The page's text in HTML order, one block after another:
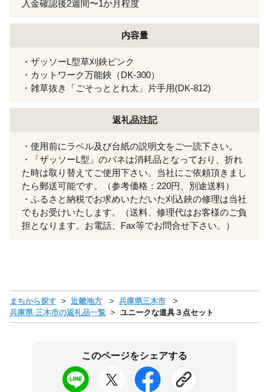
入金確認後2週間〜1か月程度
内容量
・ザッソーL型草刈鋏ピンク
・カットワーク万能鋏（DK-300）
・雑草抜き「ごそっととれ太」片手用(DK-812)
返礼品注記
・使用前にラベル及び台紙の説明文をご一読下さい。
・「ザッソーL型」のバネは消耗品となっており、折れ
た時は取り替えてご使用下さい。当社にご依頼頂きまし
たら郵送可能です。（参考価格：220円、別途送料）
・ふるさと納税でお求めいただいた刈込鋏の修理は当社
でもお受けいたします。（送料、修理代はお客様のご負
担となります。お電話、Fax等でお問合せ下さい。）
まちから探す 近畿地方
兵庫県三木市
兵庫県 三木市の返礼品一覧
ユニークな道具３点セット
このページをシェアする